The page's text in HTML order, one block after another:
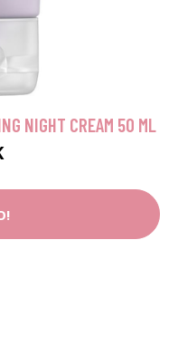
NIGHT CREAM 50 ML